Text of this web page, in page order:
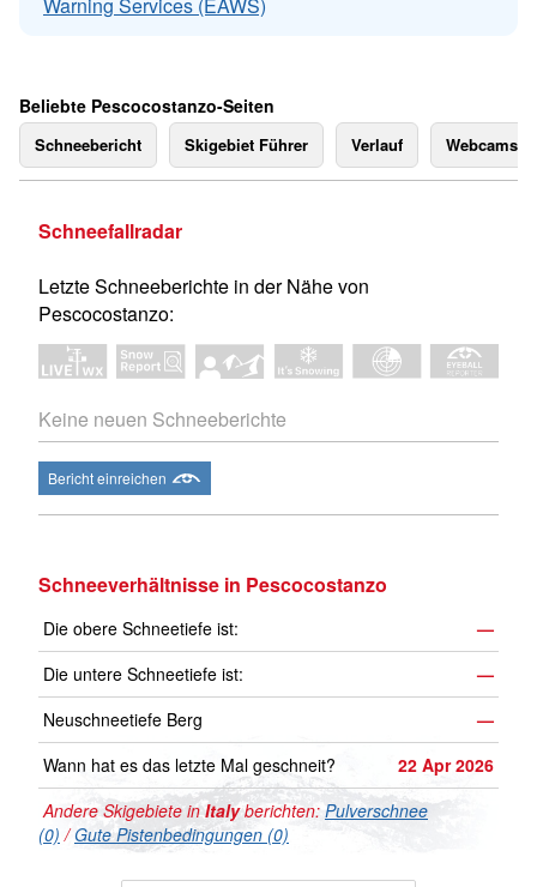
Beliebte Pescocostanzo-Seiten
Schneebericht Skigebiet Führer Verlauf Webcams
Schneefallradar
Letzte Schneeberichte in der Nähe von
Pescocostanzo:
Keine neuen Schneeberichte
Bericht einreichen
Schneeverhältnisse in Pescocostanzo
Die obere Schneetiefe ist:
—
Die untere Schneetiefe ist:
—
Neuschneetiefe Berg
—
Wann hat es das letzte Mal geschneit?
22 Apr 2026
Andere Skigebiete inItalyberichten: Pulverschnee
(0) /Gute Pistenbedingungen (0)